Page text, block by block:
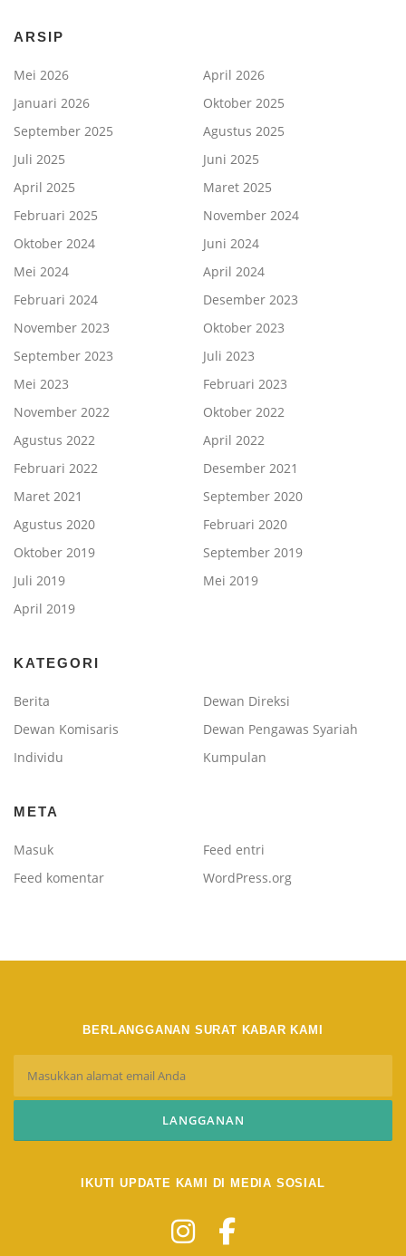
ARSIP
Mei 2026
April 2026
Januari 2026
Oktober 2025
September 2025
Agustus 2025
Juli 2025
Juni 2025
April 2025
Maret 2025
Februari 2025
November 2024
Oktober 2024
Juni 2024
Mei 2024
April 2024
Februari 2024
Desember 2023
November 2023
Oktober 2023
September 2023
Juli 2023
Mei 2023
Februari 2023
November 2022
Oktober 2022
Agustus 2022
April 2022
Februari 2022
Desember 2021
Maret 2021
September 2020
Agustus 2020
Februari 2020
Oktober 2019
September 2019
Juli 2019
Mei 2019
April 2019
KATEGORI
Berita
Dewan Direksi
Dewan Komisaris
Dewan Pengawas Syariah
Individu
Kumpulan
META
Masuk
Feed entri
Feed komentar
WordPress.org
BERLANGGANAN SURAT KABAR KAMI
IKUTI UPDATE KAMI DI MEDIA SOSIAL